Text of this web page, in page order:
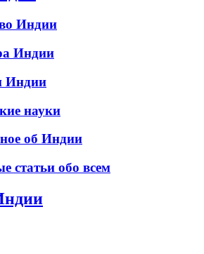
Индии
Индии
Индии
науки
об Индии
статьи обо всем